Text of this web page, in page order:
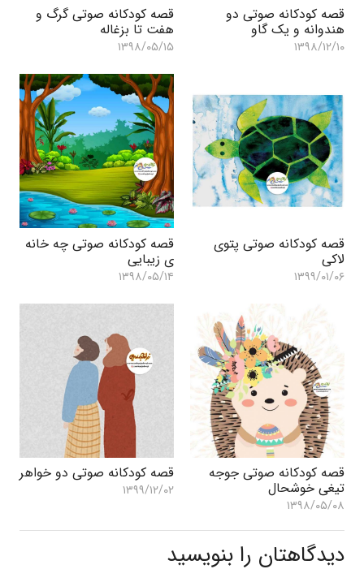
قصه کودکانه صوتی دو
هندوانه و یک گاو
۱۳۹۸/۱۲/۱۰
قصه کودکانه صوتی گرگ و
هفت تا بزغاله
۱۳۹۸/۰۵/۱۵
قصه کودکانه صوتی پتوی
لاکی
۱۳۹۹/۰۱/۰۶
قصه کودکانه صوتی چه خانه
ی زیبایی
۱۳۹۸/۰۵/۱۴
قصه کودکانه صوتی جوجه
تیغی خوشحال
۱۳۹۸/۰۵/۰۸
قصه کودکانه صوتی دو خواهر
۱۳۹۹/۱۲/۰۲
دیدگاهتان را بنویسید